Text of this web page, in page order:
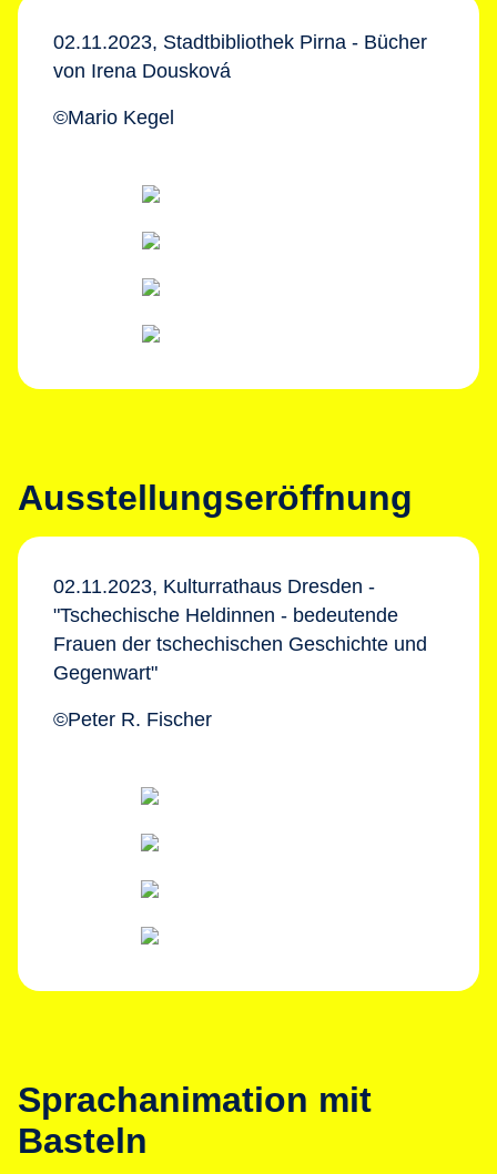
02.11.2023, Stadtbibliothek Pirna - Bücher
von Irena Dousková
©Mario Kegel
Ausstellungseröffnung
02.11.2023, Kulturrathaus Dresden -
"Tschechische Heldinnen - bedeutende
Frauen der tschechischen Geschichte und
Gegenwart"
©Peter R. Fischer
Sprachanimation mit
Basteln